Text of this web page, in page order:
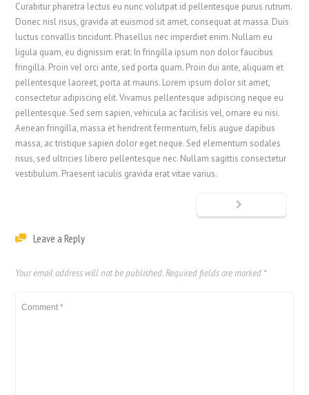
Curabitur pharetra lectus eu nunc volutpat id pellentesque purus rutrum.
Donec nisl risus, gravida at euismod sit amet, consequat at massa. Duis
luctus convallis tincidunt. Phasellus nec imperdiet enim. Nullam eu
ligula quam, eu dignissim erat. In fringilla ipsum non dolor faucibus
fringilla. Proin vel orci ante, sed porta quam. Proin dui ante, aliquam et
pellentesque laoreet, porta at mauris. Lorem ipsum dolor sit amet,
consectetur adipiscing elit. Vivamus pellentesque adipiscing neque eu
pellentesque. Sed sem sapien, vehicula ac facilisis vel, ornare eu nisi.
Aenean fringilla, massa et hendrerit fermentum, felis augue dapibus
massa, ac tristique sapien dolor eget neque. Sed elementum sodales
risus, sed ultricies libero pellentesque nec. Nullam sagittis consectetur
vestibulum. Praesent iaculis gravida erat vitae varius.
Leave a Reply
Your email address will not be published. Required fields are marked *